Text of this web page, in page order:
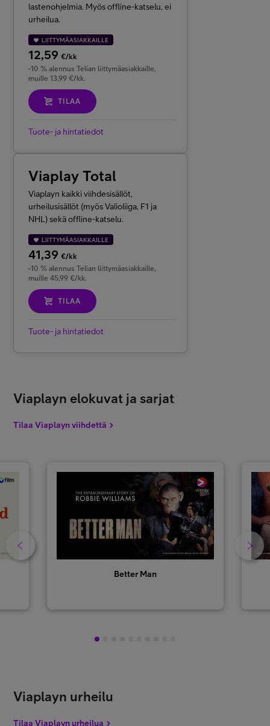
lastenohjelmia. Myös offline-katselu, ei
urheilua.
LIITTYMÄASIAKKAILLE
12,59 €/kk
-10 % alennus Telian liittymäasiakkaille,
muille 13,99 €/kk.
TILAA
Tuote- ja hintatiedot
Viaplay Total
Viaplayn kaikki viihdesisällöt,
urheilusisällöt (myös Valioliiga, F1 ja
NHL) sekä offline-katselu.
LIITTYMÄASIAKKAILLE
41,39 €/kk
-10 % alennus Telian liittymäasiakkaille,
muille 45,99 €/kk.
TILAA
Tuote- ja hintatiedot
Viaplayn elokuvat ja sarjat
Tilaa Viaplayn viihdettä
Better Man
1
Viaplayn urheilu
Tilaa Viaplayn urheilua